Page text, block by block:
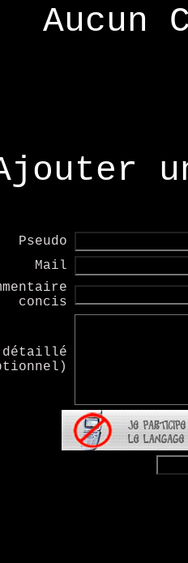
Aucun
Pseudo
Mail
concis
détaillé